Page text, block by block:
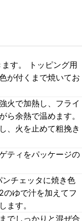
す。 トッピング用
が付くまで焼いてお
火で加熱し、フライ
ら余熱で温めます。
、火を止めて粗挽き
ティをパッケージの
チェッタに焼き色
のゆで汁を加えてフ
ます。
でしっかりと混ぜ合